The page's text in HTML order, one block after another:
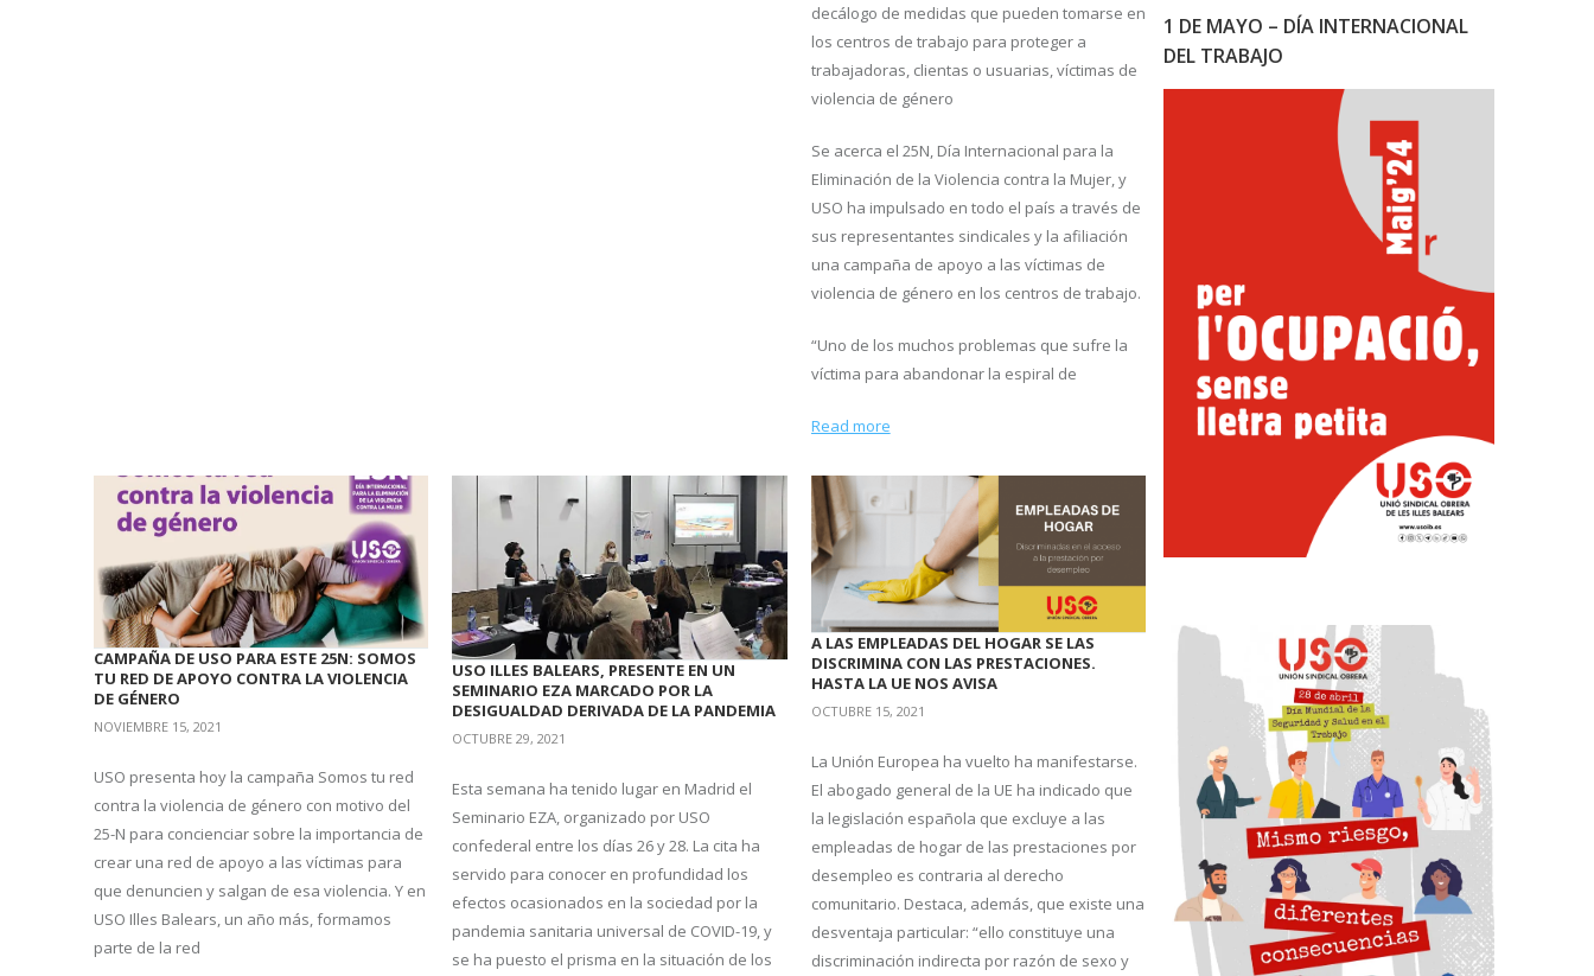
decálogo de medidas que pueden tomarse en
los centros de trabajo para proteger a
trabajadoras, clientas o usuarias, víctimas de
violencia de género
Se acerca el 25N, Día Internacional para la
Eliminación de la Violencia contra la Mujer, y
USO ha impulsado en todo el país a través de
sus representantes sindicales y la afiliación
una campaña de apoyo a las víctimas de
violencia de género en los centros de trabajo.
“Uno de los muchos problemas que sufre la
víctima para abandonar la espiral de
Read more
CAMPAÑA DE USO PARA ESTE 25N: SOMOS
TU RED DE APOYO CONTRA LA VIOLENCIA
DE GÉNERO
NOVIEMBRE 15, 2021
USO presenta hoy la campaña Somos tu red
contra la violencia de género con motivo del
25-N para concienciar sobre la importancia de
crear una red de apoyo a las víctimas para
que denuncien y salgan de esa violencia. Y en
USO Illes Balears, un año más, formamos
parte de la red
USO ILLES BALEARS, PRESENTE EN UN
SEMINARIO EZA MARCADO POR LA
DESIGUALDAD DERIVADA DE LA PANDEMIA
OCTUBRE 29, 2021
Esta semana ha tenido lugar en Madrid el
Seminario EZA, organizado por USO
confederal entre los días 26 y 28. La cita ha
servido para conocer en profundidad los
efectos ocasionados en la sociedad por la
pandemia sanitaria universal de COVID-19, y
se ha puesto el prisma en la situación de los
A LAS EMPLEADAS DEL HOGAR SE LAS
DISCRIMINA CON LAS PRESTACIONES.
HASTA LA UE NOS AVISA
OCTUBRE 15, 2021
La Unión Europea ha vuelto ha manifestarse.
El abogado general de la UE ha indicado que
la legislación española que excluye a las
empleadas de hogar de las prestaciones por
desempleo es contraria al derecho
comunitario. Destaca, además, que existe una
desventaja particular: “ello constituye una
discriminación indirecta por razón de sexo y
1 DE MAYO – DÍA INTERNACIONAL
DEL TRABAJO